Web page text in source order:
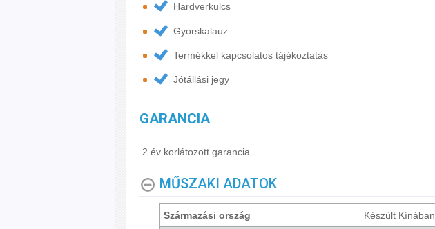
Hardverkulcs
Gyorskalauz
Termékkel kapcsolatos tájékoztatás
Jótállási jegy
GARANCIA
2 év korlátozott garancia
MŰSZAKI ADATOK
Származási ország Készült Kínában